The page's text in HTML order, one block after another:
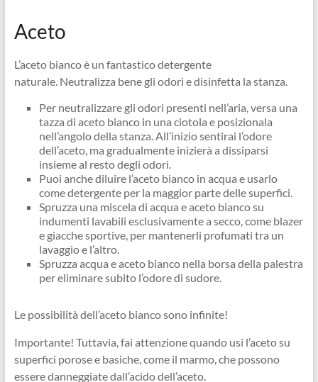
Aceto
L’aceto bianco è un fantastico detergente
naturale. Neutralizza bene gli odori e disinfetta la stanza.
Per neutralizzare gli odori presenti nell’aria, versa una
tazza di aceto bianco in una ciotola e posizionala
nell’angolo della stanza. All’inizio sentirai l’odore
dell’aceto, ma gradualmente inizierà a dissiparsi
insieme al resto degli odori.
Puoi anche diluire l’aceto bianco in acqua e usarlo
come detergente per la maggior parte delle superfici.
Spruzza una miscela di acqua e aceto bianco su
indumenti lavabili esclusivamente a secco, come blazer
e giacche sportive, per mantenerli profumati tra un
lavaggio e l’altro.
Spruzza acqua e aceto bianco nella borsa della palestra
per eliminare subito l’odore di sudore.
Le possibilità dell’aceto bianco sono infinite!
Importante! Tuttavia, fai attenzione quando usi l’aceto su
superfici porose e basiche, come il marmo, che possono
essere danneggiate dall’acido dell’aceto.